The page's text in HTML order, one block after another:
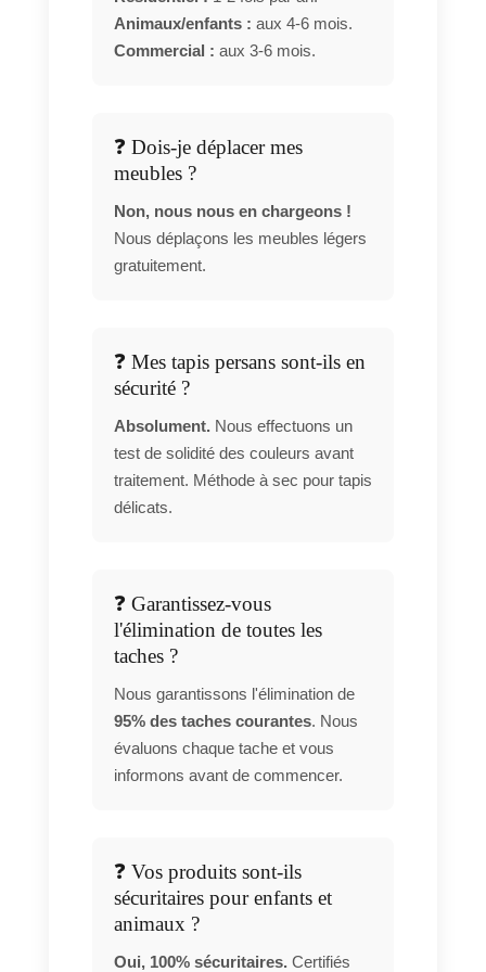
Animaux/enfants : aux 4-6 mois.
Commercial : aux 3-6 mois.
❓ Dois-je déplacer mes
meubles ?
Non, nous nous en chargeons !
Nous déplaçons les meubles légers
gratuitement.
❓ Mes tapis persans sont-ils en
sécurité ?
Absolument. Nous effectuons un
test de solidité des couleurs avant
traitement. Méthode à sec pour tapis
délicats.
❓ Garantissez-vous
l'élimination de toutes les
taches ?
Nous garantissons l'élimination de
95% des taches courantes. Nous
évaluons chaque tache et vous
informons avant de commencer.
❓ Vos produits sont-ils
sécuritaires pour enfants et
animaux ?
Oui, 100% sécuritaires. Certifiés